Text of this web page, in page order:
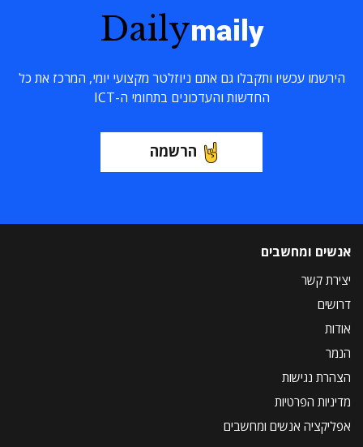
Dailymaily
הירשמו עכשיו ותקבלו גם אתם ניוזלטר מקצועי יומי, המרכז את כל
החדשות והעדכונים בתחומי ה-ICT
הרשמה
אנשים ומחשבים
יצירת קשר
דרושים
אודות
הנמר
הצהרת נגישות
מדיניות הפרטיות
אפליקציה אנשים ומחשבים